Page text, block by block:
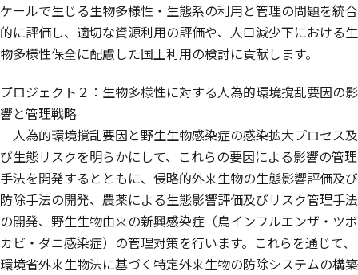
ケールで生じる生物多様性・生態系の利用と管理の問題を統合
的に評価し、適切な資源利用の評価や、人口減少下における生
物多様性保全に配慮した国土利用の検討に貢献します。
プロジェクト２：生物多様性に対する人為的環境撹乱要因の影
響と管理戦略
人為的環境撹乱要因と野生生物感染症の感染拡大プロセス及
び生態リスクを明らかにして、これらの要因による影響の管理
手法を開発するとともに、侵略的外来生物の生態影響評価及び
防除手法の開発、農薬による生態影響評価及びリスク管理手法
の開発、野生生物由来の新興感染症（鳥インフルエンザ・ツボ
カビ・ダニ感染症）の管理対策を行います。これらを通じて、
環境省外来生物法に基づく特定外来生物の防除システムの構築